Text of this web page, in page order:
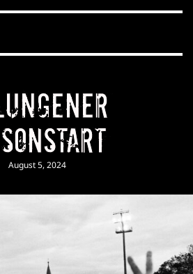
August 5, 2024